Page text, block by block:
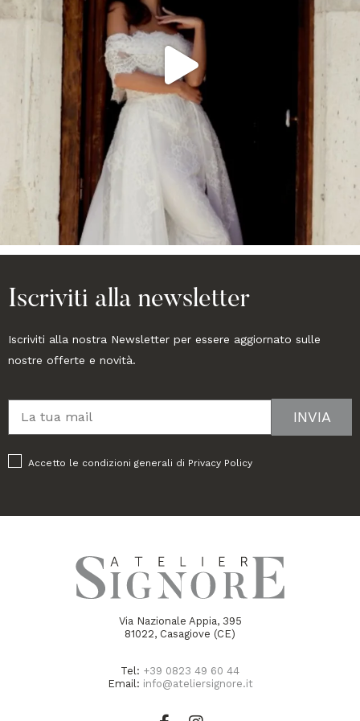
Iscriviti alla newsletter
Iscriviti alla nostra Newsletter per essere aggiornato sulle
nostre offerte e novità.
Accetto le condizioni generali di Privacy Policy
Via Nazionale Appia, 395
81022, Casagiove (CE)
Tel: +39 0823 49 60 44
Email: info@ateliersignore.it